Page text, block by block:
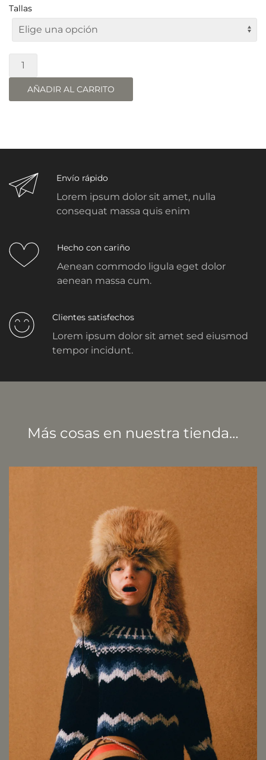
Tallas
PANTALÓN
LILA
cantidad
AÑADIR AL CARRITO
Envío rápido
Lorem ipsum dolor sit amet, nulla
consequat massa quis enim
Hecho con cariño
Aenean commodo ligula eget dolor
aenean massa cum.
Clientes satisfechos
Lorem ipsum dolor sit amet sed eiusmod
tempor incidunt.
Más cosas en nuestra tienda…